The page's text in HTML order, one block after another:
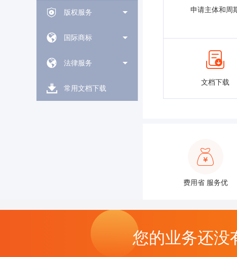
版权服务
国际商标
法律服务
常用文档下载
申请主体和周
文档下载
费用省 服务优
您的业务还没